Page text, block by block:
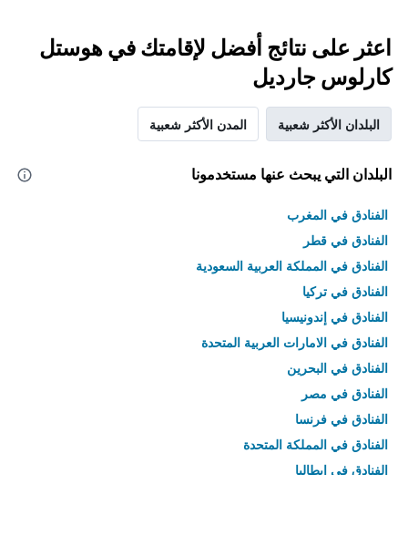
اعثر على نتائج أفضل لإقامتك في هوستل
كارلوس جارديل
البلدان الأكثر شعبية المدن الأكثر شعبية
البلدان التي يبحث عنها مستخدمونا
الفنادق في المغرب
الفنادق في قطر
الفنادق في المملكة العربية السعودية
الفنادق في تركيا
الفنادق في إندونيسيا
الفنادق في الامارات العربية المتحدة
الفنادق في البحرين
الفنادق في مصر
الفنادق في فرنسا
الفنادق في المملكة المتحدة
الفنادق في إيطاليا